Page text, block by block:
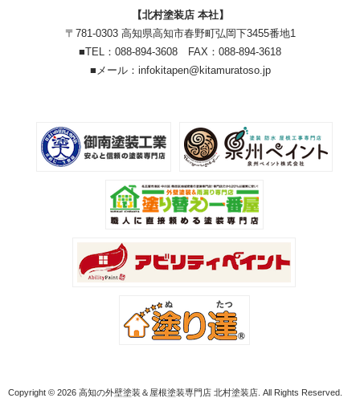
【北村塗装店 本社】
〒781-0303 高知県高知市春野町弘岡下3455番地1
■TEL：088-894-3608 FAX：088-894-3618
■メール：infokitapen@kitamuratoso.jp
Copyright © 2026 高知の外壁塗装＆屋根塗装専門店 北村塗装店. All Rights Reserved.